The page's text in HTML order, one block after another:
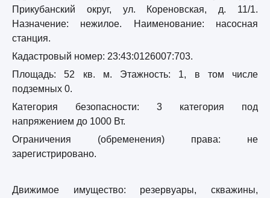
Прикубанский округ, ул. Кореновская, д. 11/1.
Назначение: нежилое. Наименование: насосная
станция.
Кадастровый номер: 23:43:0126007:703.
Площадь: 52 кв. м. Этажность: 1, в том числе
подземных 0.
Категория безопасности: 3 категория под
напряжением до 1000 Вт.
Ограничения (обременения) права: не
зарегистрировано.
Движимое имущество: резервуары, скважины,